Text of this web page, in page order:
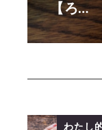
【ろ…
わたし